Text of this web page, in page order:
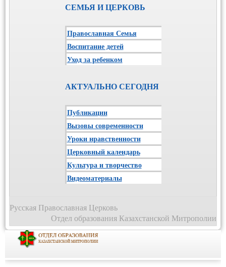
СЕМЬЯ И ЦЕРКОВЬ
Православная Семья
Воспитание детей
Уход за ребенком
АКТУАЛЬНО СЕГОДНЯ
Публикации
Вызовы современности
Уроки нравственности
Церковный календарь
Культура и творчество
Видеоматериалы
Русская Православная Церковь
Отдел образования Казахстанской Митрополии